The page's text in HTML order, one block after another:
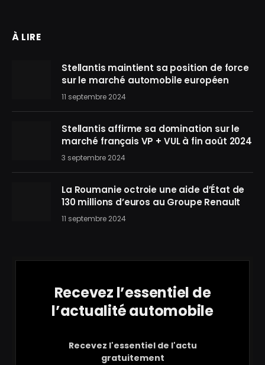
À LIRE
Stellantis maintient sa position de force
sur le marché automobile européen
11 septembre 2024
Stellantis affirme sa domination sur le
marché français VP + VUL à fin août 2024
3 septembre 2024
La Roumanie octroie une aide d’État de
130 millions d’euros au Groupe Renault
11 septembre 2024
Recevez l’essentiel de
l’actualité automobile
Recevez l'essentiel de l'actu
gratuitement